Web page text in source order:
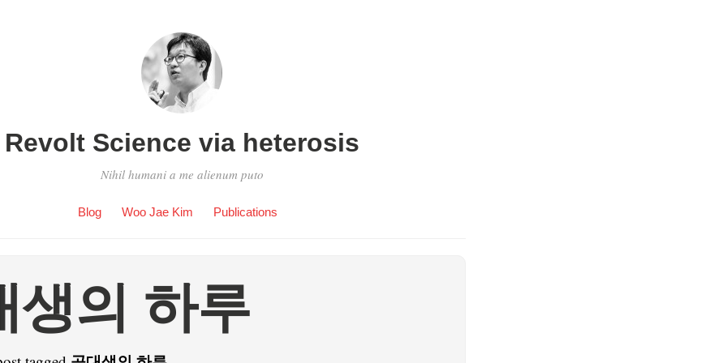
Revolt Science via heterosis
Nihil humani a me alienum puto
Blog Woo Jae Kim Publications
생의 하루